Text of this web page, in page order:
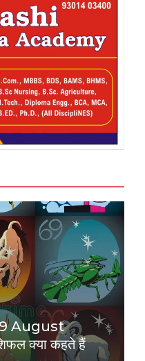
August
क्या कहते हैं